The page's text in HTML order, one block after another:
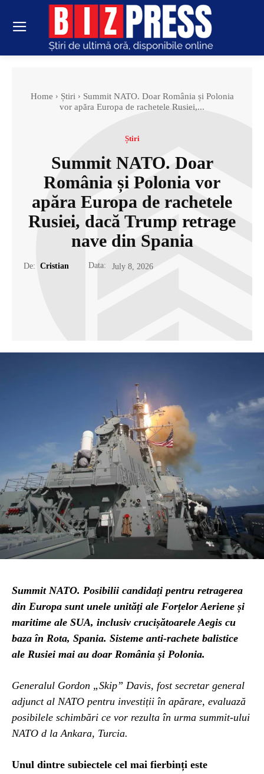
Home Știri
Summit NATO. Doar România și Polonia
vor apăra Europa de rachetele Rusiei,...
Știri
Summit NATO. Doar
România și Polonia vor
apăra Europa de rachetele
Rusiei, dacă Trump retrage
nave din Spania
De: Cristian Data: July 8, 2026
Summit NATO. Posibilii candidați pentru retragerea
din Europa sunt unele unități ale Forțelor Aeriene și
maritime ale SUA, inclusiv crucișătoarele Aegis cu
baza în Rota, Spania. Sisteme anti-rachete balistice
ale Rusiei mai au doar România și Polonia.
Generalul Gordon „Skip” Davis, fost secretar general
adjunct al NATO pentru investiții în apărare, evaluază
posibilele schimbări ce vor rezulta în urma summit-ului
NATO d la Ankara, Turcia.
Unul dintre subiectele cel mai fierbinți este